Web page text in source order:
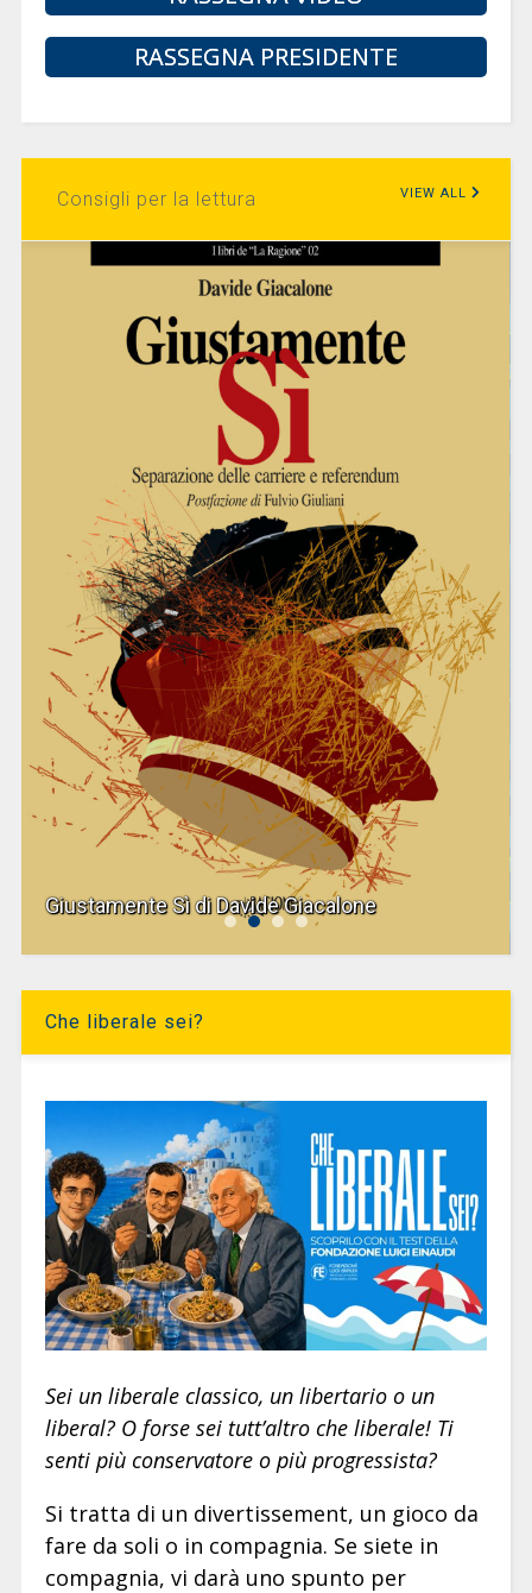
RASSEGNA PRESIDENTE
Consigli per la lettura VIEW ALL
Giustamente Sì di Davide Giacalone
Che liberale sei?
Sei un liberale classico, un libertario o un
liberal? O forse sei tutt’altro che liberale! Ti
senti più conservatore o più progressista?
Si tratta di un divertissement, un gioco da
fare da soli o in compagnia. Se siete in
compagnia, vi darà uno spunto per